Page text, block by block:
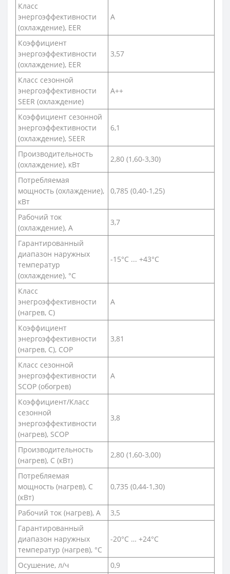
Класс
энергоэффективности
(охлаждение), EER
A
Коэффициент
энергоэффективности
(охлаждение), EER
3,57
Класс сезонной
энергоэффективности
SEER (охлаждение)
А++
Коэффициент сезонной
энергоэффективности
(охлаждение), SEER
6,1
Производительность
(охлаждение), кВт
2,80 (1,60-3,30)
Потребляемая
мощность (охлаждение),
кВт
0,785 (0,40-1,25)
Рабочий ток
(охлаждение), А
3,7
Гарантированный
диапазон наружных
температур
(охлаждение), °С
-15°C ... +43°C
Класс
энегроэффективности
(нагрев, С)
A
Коэффициент
энергоэффективности
(нагрев, С), COP
3,81
Класс сезонной
энергоэффективности
SCOP (обогрев)
А
Коэффициент/Класс
сезонной
энергоэффективности
(нагрев), SCOP
3,8
Производительность
(нагрев), С (кВт)
2,80 (1,60-3,00)
Потребляемая
мощность (нагрев), С
(кВт)
0,735 (0,44-1,30)
Рабочий ток (нагрев), А
3,5
Гарантированный
диапазон наружных
температур (нагрев), °С
-20°C … +24°C
Осушение, л/ч 0,9